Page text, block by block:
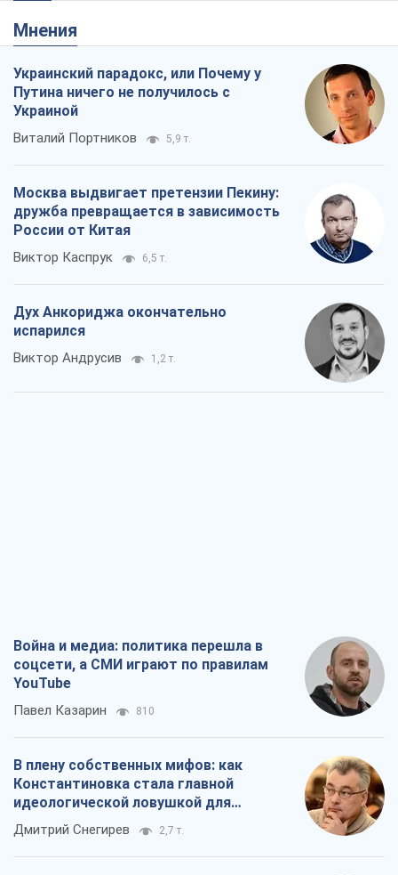
Мнения
Украинский парадокс, или Почему у
Путина ничего не получилось с
Украиной
Виталий Портников 5,9 т.
Москва выдвигает претензии Пекину:
дружба превращается в зависимость
России от Китая
Виктор Каспрук 6,5 т.
Дух Анкориджа окончательно
испарился
Виктор Андрусив 1,2 т.
Война и медиа: политика перешла в
соцсети, а СМИ играют по правилам
YouTube
Павел Казарин 810
В плену собственных мифов: как
Константиновка стала главной
идеологической ловушкой для
российских оккупантов
Дмитрий Снегирев 2,7 т.